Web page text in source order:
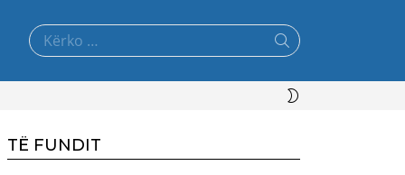
Search
for:
TË FUNDIT